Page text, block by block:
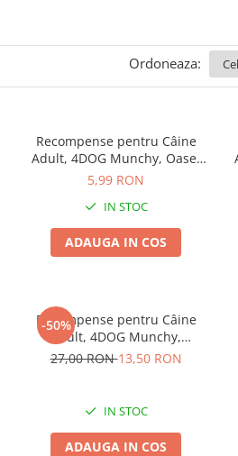
Ordoneaza:
Recompense pentru Câine
Adult, 4DOG Munchy, Oase,
Vită, 10cm, 3 bucăți
5,99 RON
IN STOC
ADAUGA IN COS
-50%
Recompense pentru Câine
Adult, 4DOG Munchy,
Batoane, Vită, 12.5cm, 100
27,00 RON13,50 RON
IN STOC
ADAUGA IN COS